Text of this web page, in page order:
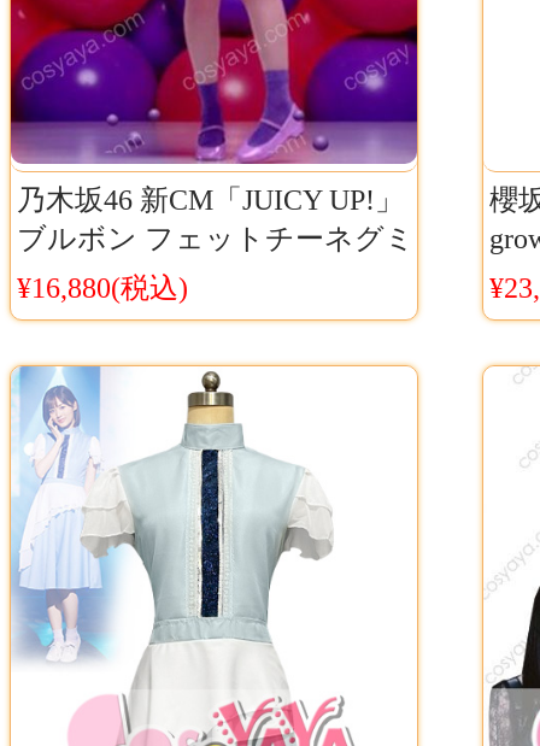
乃木坂46 新CM「JUICY UP!」
ブルボン フェットチーネグミ
仮装コスプレ衣装新作登場
¥16,880(税込)
櫻
ー
影